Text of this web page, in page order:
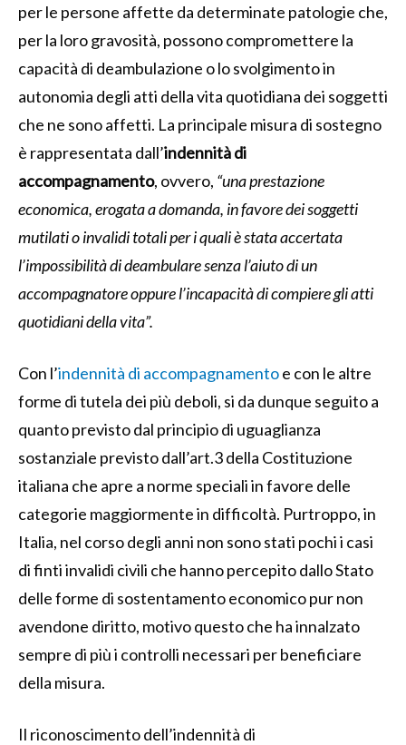
per le persone affette da determinate patologie che,
per la loro gravosità, possono compromettere la
capacità di deambulazione o lo svolgimento in
autonomia degli atti della vita quotidiana dei soggetti
che ne sono affetti. La principale misura di sostegno
è rappresentata dall’indennità di
accompagnamento, ovvero, “una prestazione
economica, erogata a domanda, in favore dei soggetti
mutilati o invalidi totali per i quali è stata accertata
l’impossibilità di deambulare senza l’aiuto di un
accompagnatore oppure l’incapacità di compiere gli atti
quotidiani della vita”.
Con l’indennità di accompagnamentoe con le altre
forme di tutela dei più deboli, si da dunque seguito a
quanto previsto dal principio di uguaglianza
sostanziale previsto dall’art.3 della Costituzione
italiana che apre a norme speciali in favore delle
categorie maggiormente in difficoltà. Purtroppo, in
Italia, nel corso degli anni non sono stati pochi i casi
di finti invalidi civili che hanno percepito dallo Stato
delle forme di sostentamento economico pur non
avendone diritto, motivo questo che ha innalzato
sempre di più i controlli necessari per beneficiare
della misura.
Il riconoscimento dell’indennità di